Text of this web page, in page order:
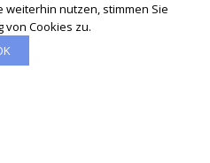
weiterhin nutzen, stimmen Sie
von Cookies zu.